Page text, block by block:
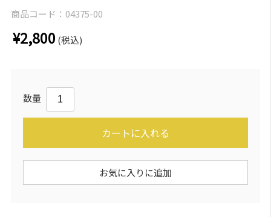
商品コード： 04375-00
¥2,800 (税込)
数量
カートに入れる
お気に入りに追加